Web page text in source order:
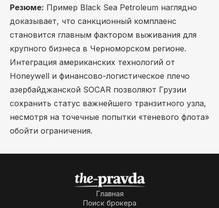
Резюме: Пример Black Sea Petroleum наглядно
доказывает, что санкционный комплаенс
становится главным фактором выживания для
крупного бизнеса в Черноморском регионе.
Интеграция американских технологий от
Honeywell и финансово-логистическое плечо
азербайджанской SOCAR позволяют Грузии
сохранить статус важнейшего транзитного узла,
несмотря на точечные попытки «теневого флота»
обойти ограничения.
Главная
Поиск брокера